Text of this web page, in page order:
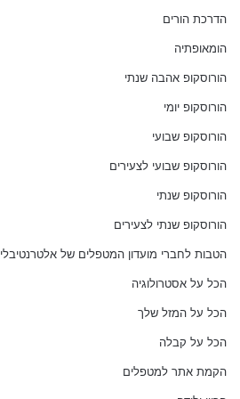
הדרכת הורים
הומאופתיה
הורוסקופ אהבה שנתי
הורוסקופ יומי
הורוסקופ שבועי
הורוסקופ שבועי לצעירים
הורוסקופ שנתי
הורוסקופ שנתי לצעירים
הטבות לחברי מועדון המטפלים של אלטרנטיבלי
הכל על אסטרולוגיה
הכל על המזל שלך
הכל על קבלה
הקמת אתר למטפלים